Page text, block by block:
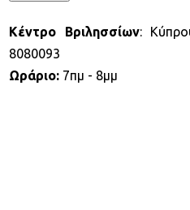
Κέντρο Βριλησσίων:
8080093
Ωράριο: 7πμ - 8μμ